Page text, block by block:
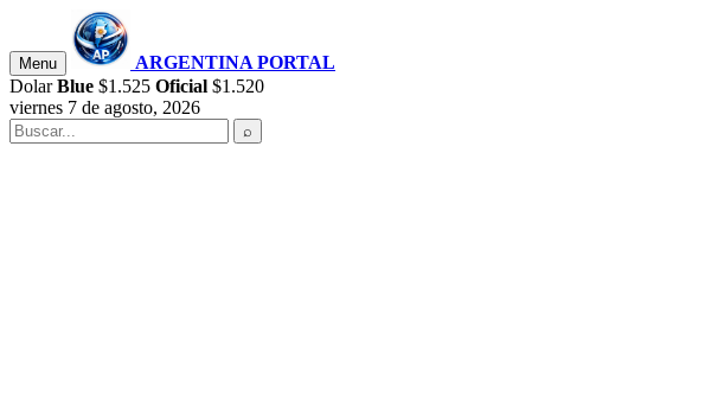
contenido
Menu
ARGENTINA PORTAL
Dolar Blue $1.525 Oficial $1.520
viernes 7 de agosto, 2026
Buscar
⌕